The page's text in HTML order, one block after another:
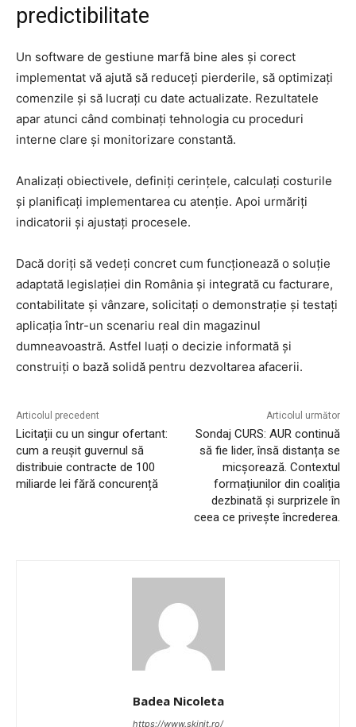
predictibilitate
Un software de gestiune marfă bine ales și corect
implementat vă ajută să reduceți pierderile, să optimizați
comenzile și să lucrați cu date actualizate. Rezultatele
apar atunci când combinați tehnologia cu proceduri
interne clare și monitorizare constantă.
Analizați obiectivele, definiți cerințele, calculați costurile
și planificați implementarea cu atenție. Apoi urmăriți
indicatorii și ajustați procesele.
Dacă doriți să vedeți concret cum funcționează o soluție
adaptată legislației din România și integrată cu facturare,
contabilitate și vânzare, solicitați o demonstrație și testați
aplicația într-un scenariu real din magazinul
dumneavoastră. Astfel luați o decizie informată și
construiți o bază solidă pentru dezvoltarea afacerii.
Articolul precedent
Licitații cu un singur ofertant:
cum a reușit guvernul să
distribuie contracte de 100
miliarde lei fără concurență
Articolul următor
Sondaj CURS: AUR continuă
să fie lider, însă distanța se
micșorează. Contextul
formațiunilor din coaliția
dezbinată și surprizele în
ceea ce privește încrederea.
Badea Nicoleta
https://www.skinit.ro/